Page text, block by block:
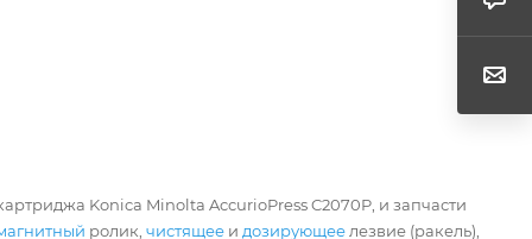
Konica Minolta AccurioPress C2070P, и запчасти
ролик,чистящее и дозирующее лезвие (ракель),